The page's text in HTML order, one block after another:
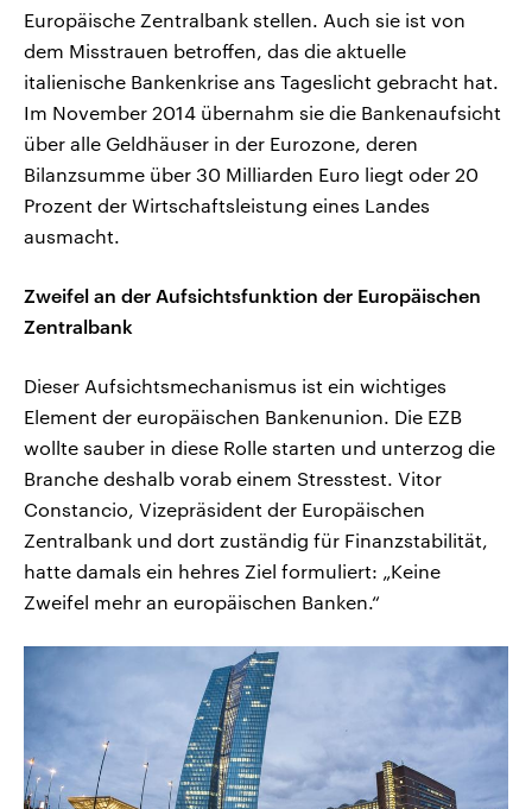
Europäische Zentralbank stellen. Auch sie ist von
dem Misstrauen betroffen, das die aktuelle
italienische Bankenkrise ans Tageslicht gebracht hat.
Im November 2014 übernahm sie die Bankenaufsicht
über alle Geldhäuser in der Eurozone, deren
Bilanzsumme über 30 Milliarden Euro liegt oder 20
Prozent der Wirtschaftsleistung eines Landes
ausmacht.
Zweifel an der Aufsichtsfunktion der Europäischen
Zentralbank
Dieser Aufsichtsmechanismus ist ein wichtiges
Element der europäischen Bankenunion. Die EZB
wollte sauber in diese Rolle starten und unterzog die
Branche deshalb vorab einem Stresstest. Vitor
Constancio, Vizepräsident der Europäischen
Zentralbank und dort zuständig für Finanzstabilität,
hatte damals ein hehres Ziel formuliert: „Keine
Zweifel mehr an europäischen Banken.“